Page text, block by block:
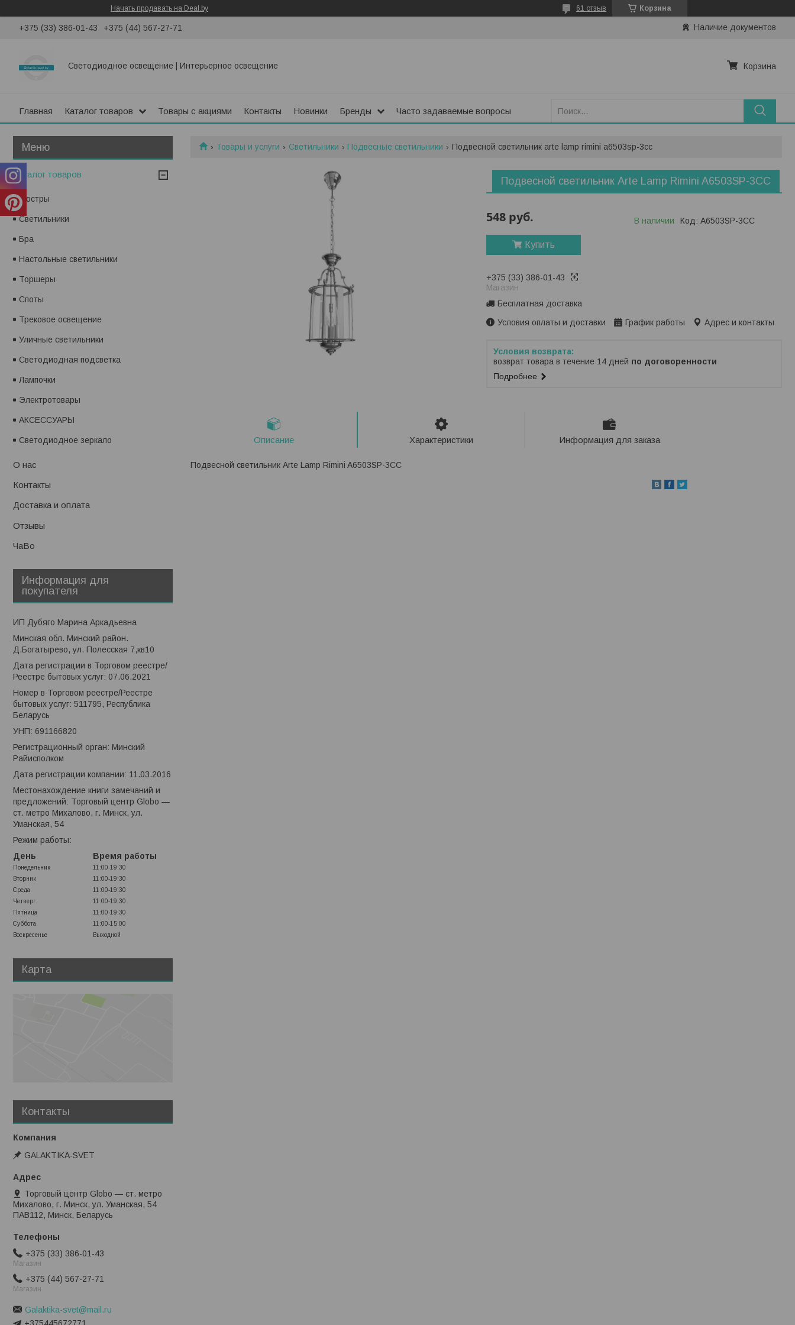
Начать продавать на Deal.by Корзина
61 отзыв
+375 (33) 386-01-43 +375 (44) 567-27-71 Наличие документов
Светодиодное освещение | Интерьерное освещение Корзина
Главная Каталог товаров Товары с акциями Контакты Новинки Бренды Часто задаваемые вопросы
Товары и услуги Светильники Подвесные светильники Подвесной светильник arte lamp rimini a6503sp-3cc
Подвесной светильник Arte Lamp Rimini A6503SP-3CC
548 руб. В наличии Код: A6503SP-3CC
Купить
+375 (33) 386-01-43
Магазин
Бесплатная доставка
Условия оплаты и доставки
График работы Адрес и контакты
возврат товара в течение 14 дней по договоренности
Подробнее
Описание Характеристики Информация для заказа
Подвесной светильник Arte Lamp Rimini A6503SP-3CC
Каталог товаров
Люстры
Светильники
Бра
Настольные светильники
Торшеры
Споты
Трековое освещение
Уличные светильники
Светодиодная подсветка
Лампочки
Электротовары
АКСЕССУАРЫ
Светодиодное зеркало
О нас
Контакты
Доставка и оплата
Отзывы
ЧаВо
Информация для
покупателя
ИП Дубяго Марина Аркадьевна
Минская обл. Минский район.
Д.Богатырево, ул. Полесская 7,кв10
Дата регистрации в Торговом реестре/
Реестре бытовых услуг: 07.06.2021
Номер в Торговом реестре/Реестре
бытовых услуг: 511795, Республика
Беларусь
УНП: 691166820
Регистрационный орган: Минский
Райисполком
Дата регистрации компании: 11.03.2016
Местонахождение книги замечаний и
предложений: Торговый центр Globo —
ст. метро Михалово, г. Минск, ул.
Уманская, 54
Режим работы:
День
Время работы
Понедельник
11:00-19:30
Вторник
11:00-19:30
Среда
11:00-19:30
Четверг
11:00-19:30
Пятница
11:00-19:30
Суббота
11:00-15:00
Воскресенье
Выходной
Карта
Контакты
GALAKTIKA-SVET
Торговый центр Globo — ст. метро
Михалово, г. Минск, ул. Уманская, 54
ПАВ112, Минск, Беларусь
+375 (33) 386-01-43
Магазин
+375 (44) 567-27-71
Магазин
Galaktika-svet@mail.ru